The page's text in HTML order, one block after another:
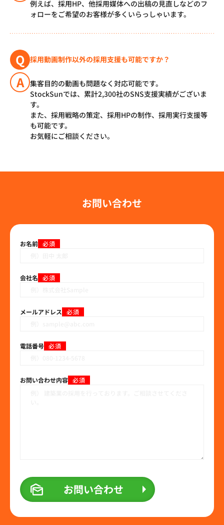
例えば、採用HP、他採用媒体への出稿の見直しなどのフ
ォローをご希望のお客様が多くいらっしゃいます。
Q 採用動画制作以外の採用支援も可能ですか？
A
集客目的の動画も問題なく対応可能です。
StockSunでは、累計2,300社のSNS支援実績がございま
す。
また、採用戦略の策定、採用HPの制作、採用実行支援等
も可能です。
お気軽にご相談ください。
お問い合わせ
お名前 必須
会社名 必須
メールアドレス 必須
電話番号 必須
お問い合わせ内容 必須